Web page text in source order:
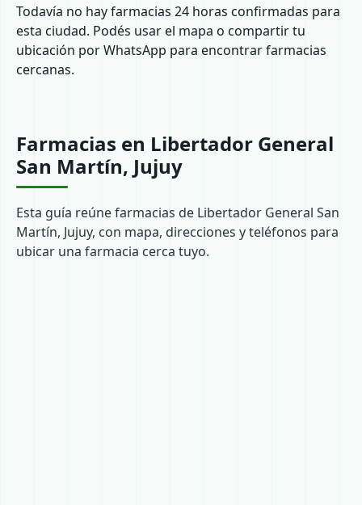
Todavía no hay farmacias 24 horas confirmadas para
esta ciudad. Podés usar el mapa o compartir tu
ubicación por WhatsApp para encontrar farmacias
cercanas.
Farmacias en Libertador General
San Martín, Jujuy
Esta guía reúne farmacias de Libertador General San
Martín, Jujuy, con mapa, direcciones y teléfonos para
ubicar una farmacia cerca tuyo.